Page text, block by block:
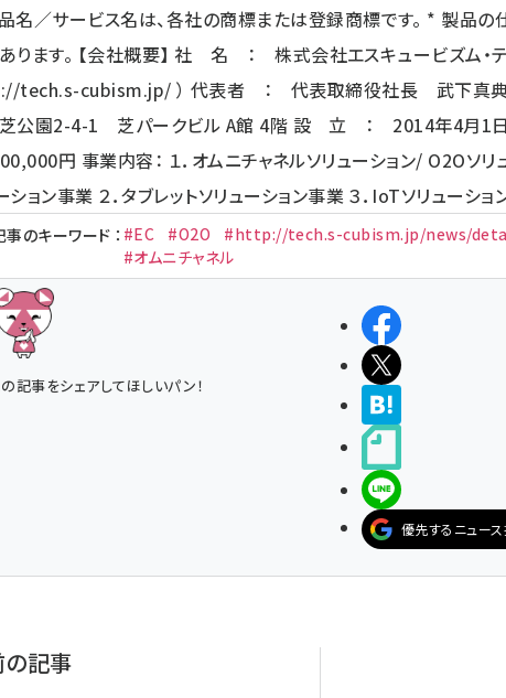
名／サービス名は、各社の商標または登録商標です。 * 製品
ります。 【会社概要】 社 名 ： 株式会社エスキュービズム・
tech.s-cubism.jp/ ） 代表者 ： 代表取締役社長 武下真
公園2-4-1 芝パークビル A館 4階 設 立 ： 2014年4月1
円 事業内容： １．オムニチャネルソリューション/ O2Oソリ
ション事業 ２．タブレットソリューション事業 ３．IoTソリューショ
事のキーワード ： #EC #O2O
#http://tech.s-cubism.jp/news/
#オムニチャネル
記事をシェアしてほしいパン！
シェアする
ポストする
LINEで送る
優先するニュー
の記事